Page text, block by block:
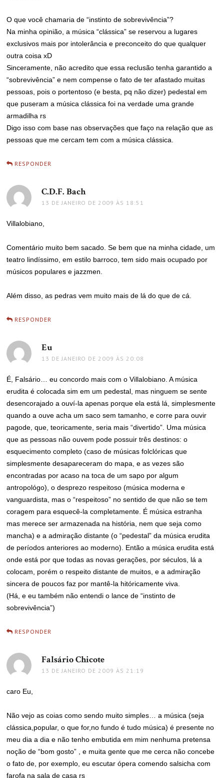
O que você chamaria de “instinto de sobrevivência”?
Na minha opinião, a música “clássica” se reservou a lugares
exclusivos mais por intolerância e preconceito do que qualquer
outra coisa xD
Sinceramente, não acredito que essa reclusão tenha garantido a
“sobrevivência” e nem compense o fato de ter afastado muitas
pessoas, pois o portentoso (e besta, pq não dizer) pedestal em
que puseram a música clássica foi na verdade uma grande
armadilha rs
Digo isso com base nas observações que faço na relação que as
pessoas que me cercam tem com a música clássica.
RESPONDER
C.D.F. Bachdisse:
13 DE JANEIRO DE 2009 ÀS 18:51
Villalobiano,
Comentário muito bem sacado. Se bem que na minha cidade, um
teatro lindíssimo, em estilo barroco, tem sido mais ocupado por
músicos populares e jazzmen.
Além disso, as pedras vem muito mais de lá do que de cá.
RESPONDER
Eu
13 DE JANEIRO DE 2009 ÀS 20:08
É, Falsário… eu concordo mais com o Villalobiano. A música
erudita é colocada sim em um pedestal, mas ninguem se sente
desencorajado a ouví-la apenas porque ela está lá, simplesmente
quando a ouve acha um saco sem tamanho, e corre para ouvir
pagode, que, teoricamente, seria mais “divertido”. Uma música
que as pessoas não ouvem pode possuir três destinos: o
esquecimento completo (caso de músicas folclóricas que
simplesmente desapareceram do mapa, e as vezes são
encontradas por acaso na toca de um sapo por algum
antropológo), o desprezo respeitoso (música moderna e
vanguardista, mas o “respeitoso” no sentido de que não se tem
coragem para esquecê-la completamente. É música estranha
mas merece ser armazenada na história, nem que seja como
mancha) e a admiração distante (o “pedestal” da música erudita
de períodos anteriores ao moderno). Então a música erudita está
onde está por que todas as novas gerações, por séculos, lá a
colocam, porém o respeito distante de muitos, e a admiração
sincera de poucos faz por mantê-la hitóricamente viva.
(Há, e eu também não entendi o lance de “instinto de
sobrevivência”)
RESPONDER
Falsário Chicote
13 DE JANEIRO DE 2009 ÀS 21:19
caro Eu,
Não vejo as coias como sendo muito simples… a música (seja
clássica,popular, o que for,no fundo é tudo música) é presente no
meu dia a dia e não tenho embutida em mim nenhuma pretensa
noção de “bom gosto” , e muita gente que me cerca não concebe
o fato de, por exemplo, eu escutar ópera comendo salsicha com
farofa na sala de casa rs